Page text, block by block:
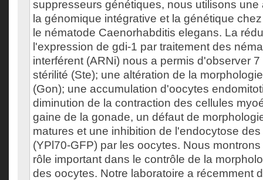
suppresseurs génétiques, nous utilisons
la génomique intégrative et la génétique
le nématode Caenorhabditis elegans. La
l'expression de gdi-1 par traitement des
interférent (ARNi) nous a permis d'observer
stérilité (Ste); une altération de la
(Gon); une accumulation d'oocytes
diminution de la contraction des cellules
gaine de la gonade, un défaut de
matures et une inhibition de l'endocytose
(YPl70-GFP) par les oocytes. Nous
rôle important dans le contrôle de la
des oocytes. Notre laboratoire a récemment